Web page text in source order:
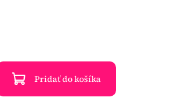
Pridať do košíka